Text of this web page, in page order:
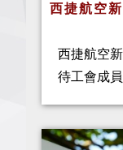
西捷航空
西捷航空
待工會成